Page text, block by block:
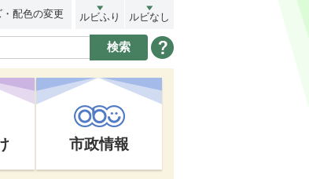
配色の変更 ルビふり ルビなし
市政情報